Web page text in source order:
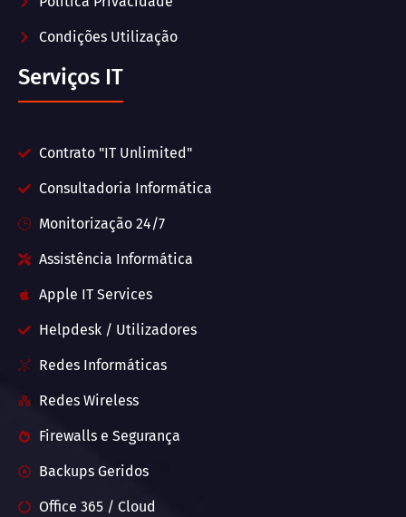
Condições Utilização
Serviços IT
Contrato "IT Unlimited"
Consultadoria Informática
Monitorização 24/7
Assistência Informática
Apple IT Services
Helpdesk / Utilizadores
Redes Informáticas
Redes Wireless
Firewalls e Segurança
Backups Geridos
Office 365 / Cloud